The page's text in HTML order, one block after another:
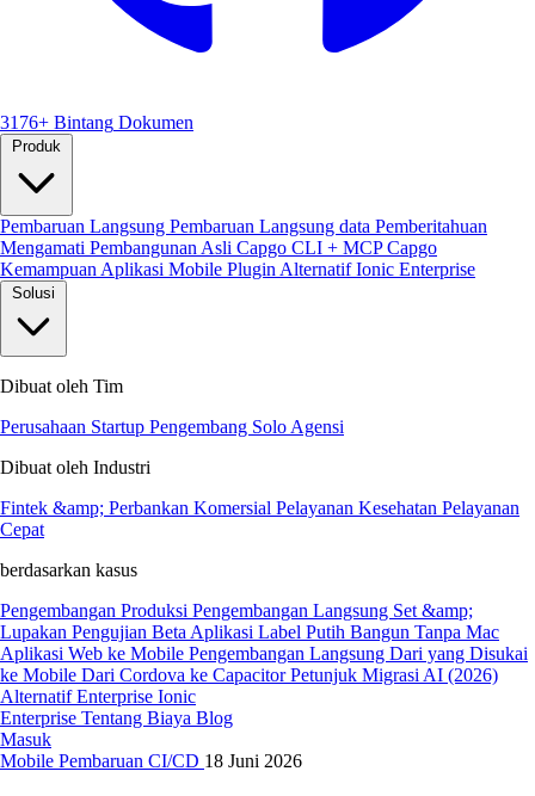
3176+ Bintang Dokumen
Produk
Pembaruan Langsung Pembaruan Langsung data Pemberitahuan
Mengamati Pembangunan Asli Capgo CLI + MCPCapgo
Kemampuan Aplikasi Mobile Plugin Alternatif Ionic Enterprise
Solusi
Dibuat oleh Tim
Perusahaan Startup Pengembang Solo Agensi
Dibuat oleh Industri
Fintek &amp; Perbankan Komersial Pelayanan Kesehatan Pelayanan
Cepat
berdasarkan kasus
Pengembangan Produksi Pengembangan Langsung Set &amp;
Lupakan Pengujian Beta Aplikasi Label Putih Bangun Tanpa Mac
Aplikasi Web ke Mobile Pengembangan Langsung Dari yang Disukai
ke Mobile Dari Cordova ke CapacitorPetunjuk Migrasi AI (2026)
Alternatif Enterprise Ionic
Enterprise Tentang Biaya Blog
Masuk
Mobile Pembaruan CI/CD 18 Juni 2026